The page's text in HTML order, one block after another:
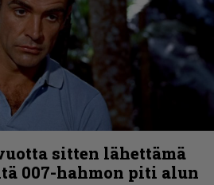
sitten lähettämä
007-hahmon piti alun